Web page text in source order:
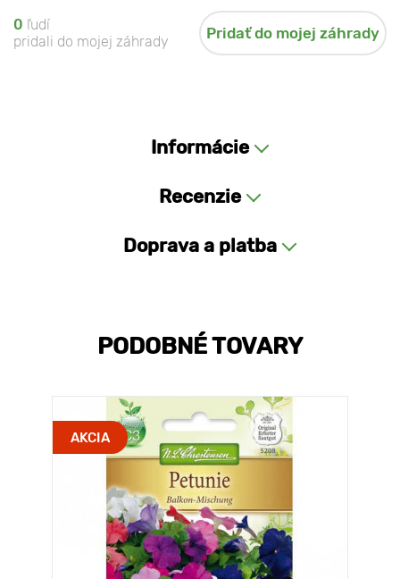
0 ľudí
pridali do mojej záhrady
Pridať do mojej záhrady
Informácie
Recenzie
Doprava a platba
PODOBNÉ TOVARY
AKCIA